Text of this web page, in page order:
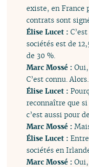
existe, en France
contrats sont
Élise Lucet :
sociétés est de
de 30 %.
Marc Mossé :
C’est connu. Alors…
Élise Lucet :
reconnaître que
c’est aussi pour
Marc Mossé :
Élise Lucet :
sociétés en
Marc Mossé :